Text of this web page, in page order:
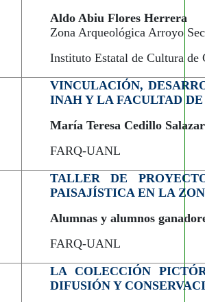
Aldo Abiu Flores Herrera
Zona Arqueológica Arroyo
Instituto Estatal de Cultura de
VINCULACIÓN,
INAH Y LA FACULTAD
María Teresa Cedillo
FARQ-UANL
TALLER DE
PAISAJÍSTICA EN LA
Alumnas y alumnos
FARQ-UANL
LA COLECCIÓN
DIFUSIÓN Y